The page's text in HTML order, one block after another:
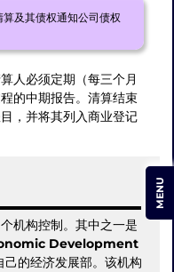
及其债权通知公司债权
人必须定期（每三个月
的中期报告。清算结束
，并将其列入商业登记
机构控制。其中之一是
Development
己的经济发展部。该机构
MENU